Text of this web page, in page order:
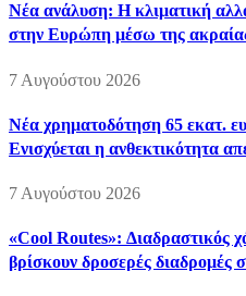
Νέα ανάλυση: Η κλιματική
στην Ευρώπη μέσω της
7 Αυγούστου 2026
Νέα χρηματοδότηση 65 εκατ.
Ενισχύεται η ανθεκτικότητα
7 Αυγούστου 2026
«Cool Routes»: Διαδραστικός
βρίσκουν δροσερές διαδρομές